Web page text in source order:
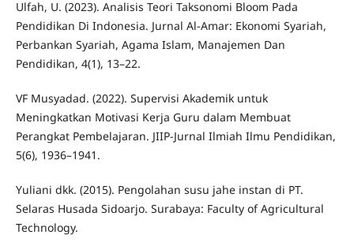
Ulfah, U. (2023). Analisis Teori Taksonomi Bloom Pada
Pendidikan Di Indonesia. Jurnal Al-Amar: Ekonomi Syariah,
Perbankan Syariah, Agama Islam, Manajemen Dan
Pendidikan, 4(1), 13–22.
VF Musyadad. (2022). Supervisi Akademik untuk
Meningkatkan Motivasi Kerja Guru dalam Membuat
Perangkat Pembelajaran. JIIP-Jurnal Ilmiah Ilmu Pendidikan,
5(6), 1936–1941.
Yuliani dkk. (2015). Pengolahan susu jahe instan di PT.
Selaras Husada Sidoarjo. Surabaya: Faculty of Agricultural
Technology.